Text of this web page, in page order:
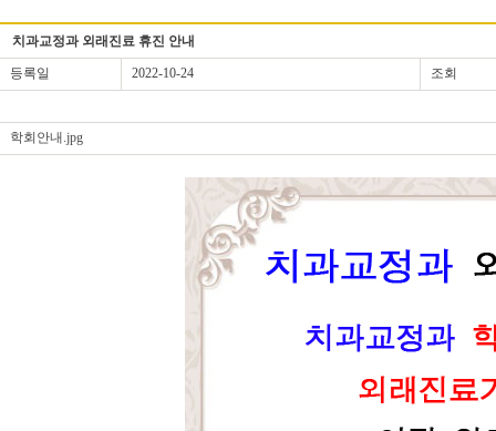
치과교정과 외래진료 휴진 안내
등록일 2022-10-24 조회
학회안내.jpg